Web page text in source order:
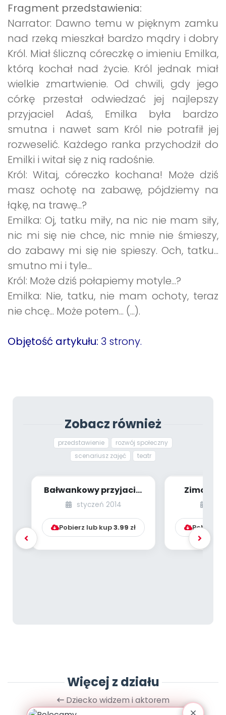
Fragment przedstawienia:
Narrator: Dawno temu w pięknym zamku
nad rzeką mieszkał bardzo mądry i dobry
Król. Miał śliczną córeczkę o imieniu Emilka,
którą kochał nad życie. Król jednak miał
wielkie zmartwienie. Od chwili, gdy jego
córkę przestał odwiedzać jej najlepszy
przyjaciel Adaś, Emilka była bardzo
smutna i nawet sam Król nie potrafił jej
rozweselić. Każdego ranka przychodził do
Emilki i witał się z nią radośnie.
Król: Witaj, córeczko kochana! Może dziś
masz ochotę na zabawę, pójdziemy na
łąkę, na trawę...?
Emilka: Oj, tatku miły, na nic nie mam siły,
nic mi się nie chce, nic mnie nie śmieszy,
do zabawy mi się nie spieszy. Och, tatku...
smutno mi i tyle...
Król: Może dziś połapiemy motyle...?
Emilka: Nie, tatku, nie mam ochoty, teraz
nie chcę... Może potem... (...).
Objętość artykułu: 3 strony.
Zobacz również
przedstawienie
rozwój społeczny
scenariusz zajęć
teatr
Bałwankowy przyjaciel
(scenariusz zajęć dla
2,5- i 3-la...
styczeń 2014
Pobierz lub kup3.99 zł
Zimowy
Pobierz
Więcej z działu
Dziecko widzem i aktorem